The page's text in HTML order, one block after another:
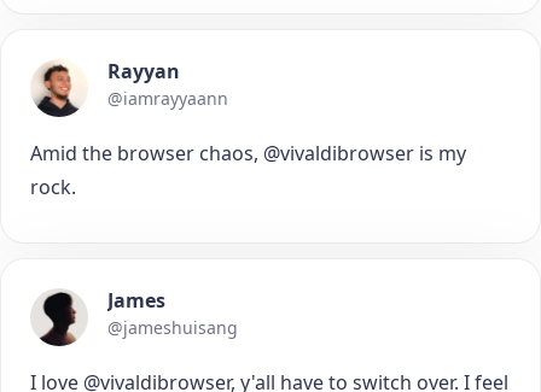
Rayyan
@iamrayyaann
Amid the browser chaos, @vivaldibrowser is my
rock.
James
@jameshuisang
I love @vivaldibrowser, y'all have to switch over. I feel